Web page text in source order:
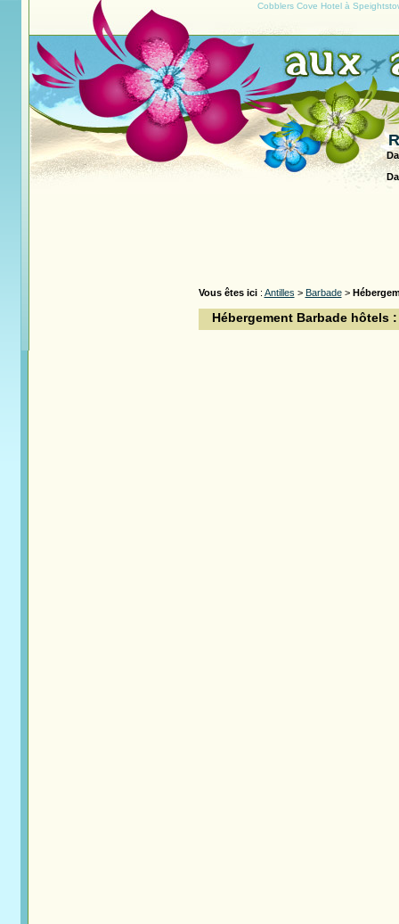
Cobblers Cove Hotel à
Vous êtes ici: Antilles > Barbade>
Hébergement Barbade hôtels